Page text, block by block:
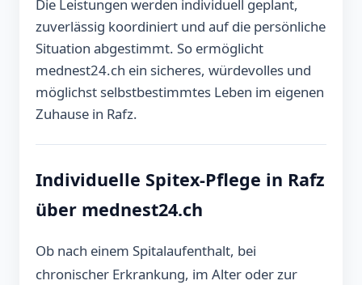
Die Leistungen werden individuell geplant,
zuverlässig koordiniert und auf die persönliche
Situation abgestimmt. So ermöglicht
mednest24.ch ein sicheres, würdevolles und
möglichst selbstbestimmtes Leben im eigenen
Zuhause in Rafz.
Individuelle Spitex-Pflege in Rafz
über mednest24.ch
Ob nach einem Spitalaufenthalt, bei
chronischer Erkrankung, im Alter oder zur